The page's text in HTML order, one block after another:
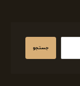
جستجو